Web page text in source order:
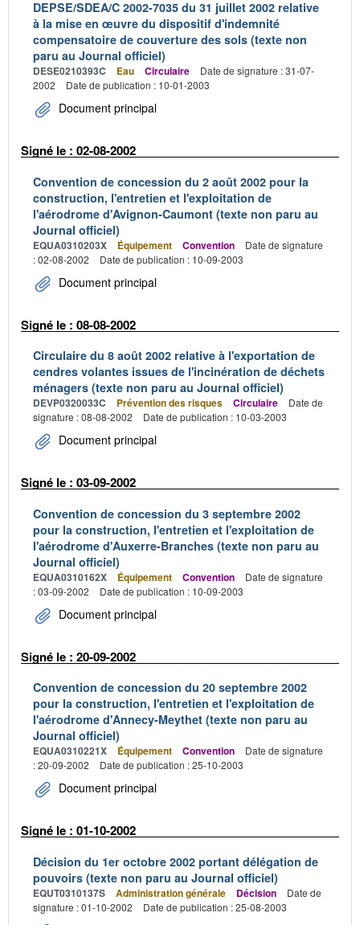
DEPSE/SDEA/C 2002-7035 du 31 juillet 2002 relative
à la mise en œuvre du dispositif d'indemnité
compensatoire de couverture des sols (texte non
paru au Journal officiel)
DESE0210393C Eau Circulaire
Date de signature : 31-07-
2002
Date de publication : 10-01-2003
Document principal
Signé le : 02-08-2002
Convention de concession du 2 août 2002 pour la
construction, l'entretien et l'exploitation de
l'aérodrome d'Avignon-Caumont (texte non paru au
Journal officiel)
EQUA0310203X Équipement Convention
Date de signature
: 02-08-2002
Date de publication : 10-09-2003
Document principal
Signé le : 08-08-2002
Circulaire du 8 août 2002 relative à l'exportation de
cendres volantes issues de l'incinération de déchets
ménagers (texte non paru au Journal officiel)
DEVP0320033C Prévention des risques Circulaire
Date de
signature : 08-08-2002
Date de publication : 10-03-2003
Document principal
Signé le : 03-09-2002
Convention de concession du 3 septembre 2002
pour la construction, l'entretien et l'exploitation de
l'aérodrome d'Auxerre-Branches (texte non paru au
Journal officiel)
EQUA0310162X Équipement Convention
Date de signature
: 03-09-2002
Date de publication : 10-09-2003
Document principal
Signé le : 20-09-2002
Convention de concession du 20 septembre 2002
pour la construction, l'entretien et l'exploitation de
l'aérodrome d'Annecy-Meythet (texte non paru au
Journal officiel)
EQUA0310221X Équipement Convention
Date de signature
: 20-09-2002
Date de publication : 25-10-2003
Document principal
Signé le : 01-10-2002
Décision du 1er octobre 2002 portant délégation de
pouvoirs (texte non paru au Journal officiel)
EQUT0310137S Administration générale Décision
Date de
signature : 01-10-2002
Date de publication : 25-08-2003